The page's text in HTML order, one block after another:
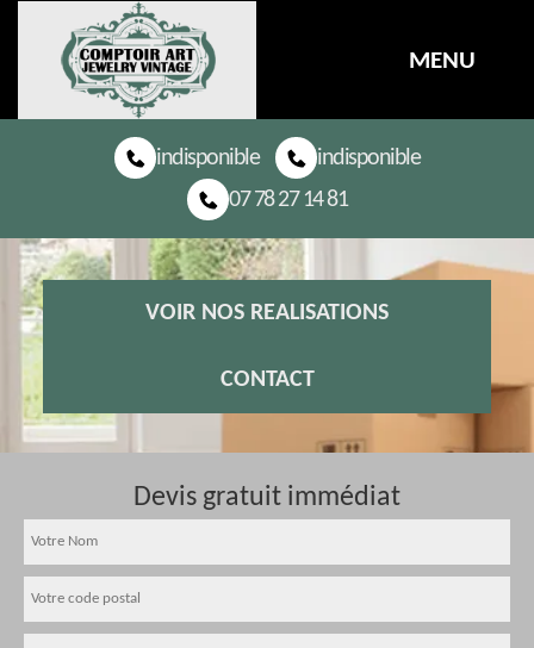
MENU
indisponible
indisponible
07 78 27 14 81
VOIR NOS REALISATIONS
CONTACT
Devis gratuit immédiat